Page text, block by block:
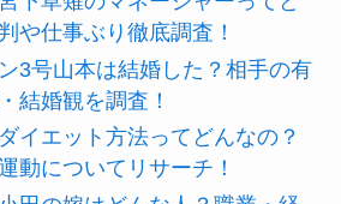
や仕事ぶり徹底調査！
3号山本は結婚した？相手の有
結婚観を調査！
イエット方法ってどんなの？
動についてリサーチ！